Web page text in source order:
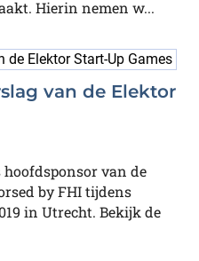
Hierin nemen w...
van de Elektor
van de
by FHI tijdens
in Utrecht. Bekijk de